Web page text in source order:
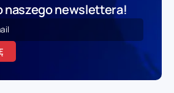
naszego newslettera!